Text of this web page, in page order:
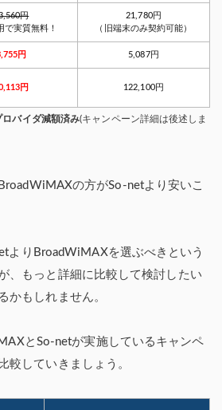
円
実質無料！
21,780円
（旧端末のみ契約可能）
円 5,087円
円 122,100円
バイダ減額済み(キャンペーン詳細は後述しま
の方がSo-netより安いこ
よりBroadWiMAXを選ぶべきという
、もっと詳細に比較して検討したい
かもしれません。
とSo-netが実施しているキャンペ
較していきましょう。